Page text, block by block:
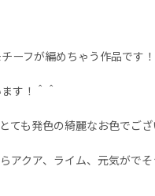
ーフが編めちゃう作品です！
す！＾＾
ても発色の綺麗なお色でござ
アクア、ライム、元気がでそ